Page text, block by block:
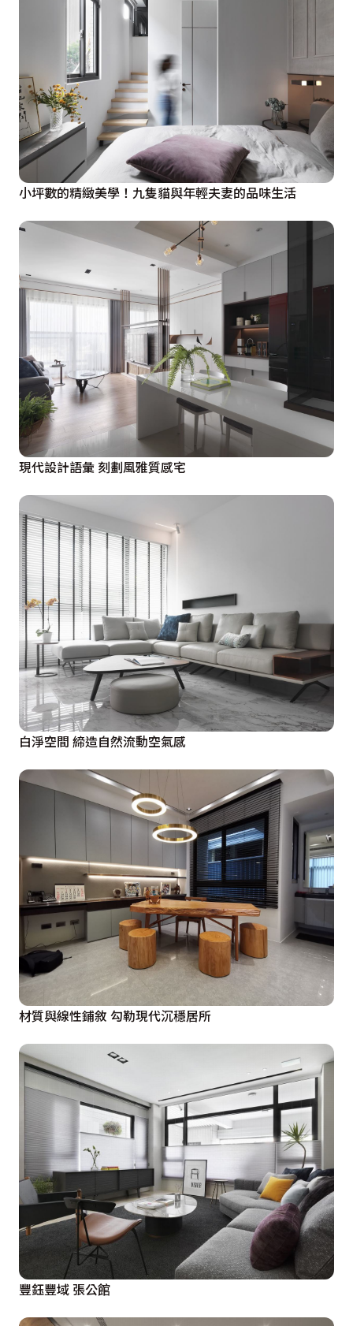
小坪數的精緻美學！九隻貓與年輕夫妻的品味生活
現代設計語彙 刻劃風雅質感宅
白淨空間 締造自然流動空氣感
材質與線性鋪敘 勾勒現代沉穩居所
豐鈺豐域 張公館